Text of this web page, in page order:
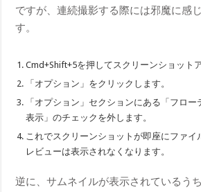
ですが、連続撮影する際には邪魔に感
す。
Cmd+Shift+5を押してスクリーンショット
「オプション」をクリックします。
「オプション」セクションにある「フロ
表示」のチェックを外します。
これでスクリーンショットが即座にファ
レビューは表示されなくなります。
逆に、サムネイルが表示されているう